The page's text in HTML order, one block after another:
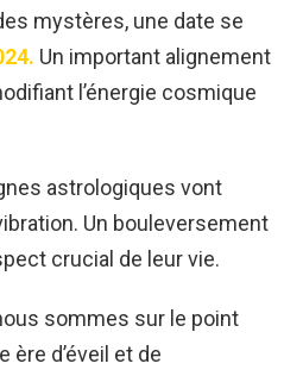
mystères, une date se
Un important alignement
l’énergie cosmique
astrologiques vont
Un bouleversement
crucial de leur vie.
sommes sur le point
ère d’éveil et de